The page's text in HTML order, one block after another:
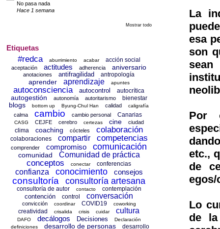
La
esa
son
Por
etc.,
de
egos/
Lo
de la
No pasa nada
Hace 1 semana
Mostrar todo
Etiquetas
#redca aburrimiento acabar acción social
aceptación actitudes adherencia aniversario
anotaciones antifragilidad antropología
aprender aprendizaje apuntes
autoconsciencia autocontrol autocrítica
autogestión autonomía autoritarismo bienestar
blogs bottom up Byung-Chul Han calidad caligrafía
calma cambio cambio personal Canarias
CASG CEJFE cerebro certezas cine ciudad
clima coaching cócteles colaboración
colaboraciones compartir competencias
comprender compromiso comunicación
comunidad Comunidad de práctica
conceptos conectar conferencias
confianza conocimiento consejos
consultoría consultoría artesana
consultoría de autor contacto contemplación
contención control conversación
convicción coordinar COVID19 coworking
creatividad crisalida crisis cuidar cultura
DAFO decálogos Decisiones
Declaración
definiciones
desarrollo de personas
desarrollo